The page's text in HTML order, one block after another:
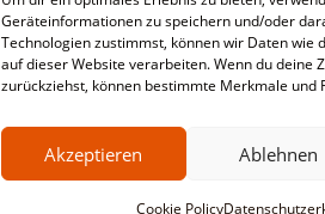
Geräteinformationen zu speichern und/oder
Technologien zustimmst, können wir Daten wie
auf dieser Website verarbeiten. Wenn du deine
zurückziehst, können bestimmte Merkmale und
Akzeptieren Ablehnen
Cookie Policy